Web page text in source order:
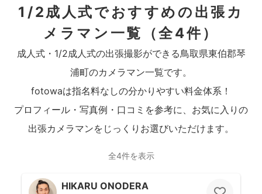
1/2成人式でおすすめの出張カ
メラマン一覧
（全4件）
成人式・1/2成人式の出張撮影ができる鳥取県東伯郡琴
浦町のカメラマン一覧です。
fotowaは指名料なしの分かりやすい料金体系！
プロフィール・写真例・口コミを参考に、お気に入りの
出張カメラマンをじっくりお選びいただけます。
全4件を表示
HIKARU ONODERA